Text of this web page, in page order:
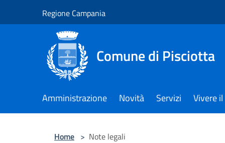
Regione Campania
Comune di Pisciotta
Amministrazione Novità Servizi Vivere
Home > Note legali